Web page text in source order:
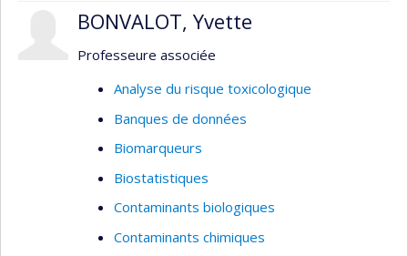
BONVALOT, Yvette
Professeure associée
Analyse du risque toxicologique
Banques de données
Biomarqueurs
Biostatistiques
Contaminants biologiques
Contaminants chimiques